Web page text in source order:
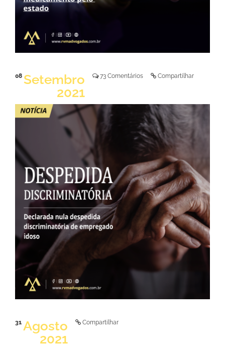
08 Setembro
2021
73 Comentários Compartilhar
LER NOTÍCIA
31 Agosto
2021
Compartilhar